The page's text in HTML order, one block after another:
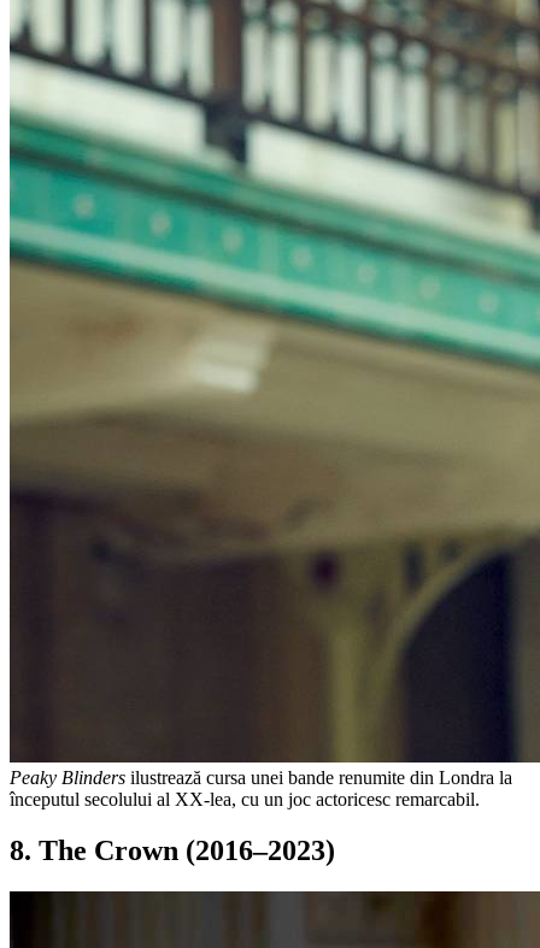
Peaky Blinders ilustrează cursa unei bande renumite din Londra la
începutul secolului al XX-lea, cu un joc actoricesc remarcabil.
8. The Crown (2016–2023)